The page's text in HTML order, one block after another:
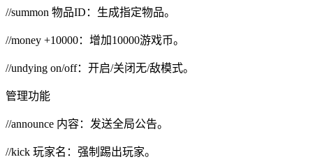
//summon 物品ID：生成指定物品。
//money +10000：增加10000游戏币。
//undying on/off：开启/关闭无/敌模式。
管理功能
//announce 内容：发送全局公告。
//kick 玩家名：强制踢出玩家。